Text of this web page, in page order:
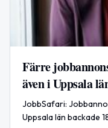
Färre
även i Uppsala
JobbSafari:
Uppsala län backade